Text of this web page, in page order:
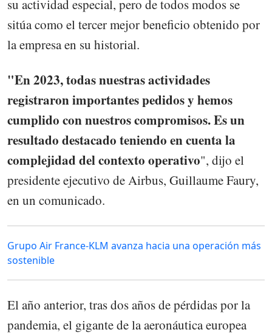
su actividad especial, pero de todos modos se
sitúa como el tercer mejor beneficio obtenido por
la empresa en su historial.
"En 2023, todas nuestras actividades
registraron importantes pedidos y hemos
cumplido con nuestros compromisos. Es un
resultado destacado teniendo en cuenta la
complejidad del contexto operativo", dijo el
presidente ejecutivo de Airbus, Guillaume Faury,
en un comunicado.
Grupo Air France-KLM avanza hacia una operación más
sostenible
El año anterior, tras dos años de pérdidas por la
pandemia, el gigante de la aeronáutica europea